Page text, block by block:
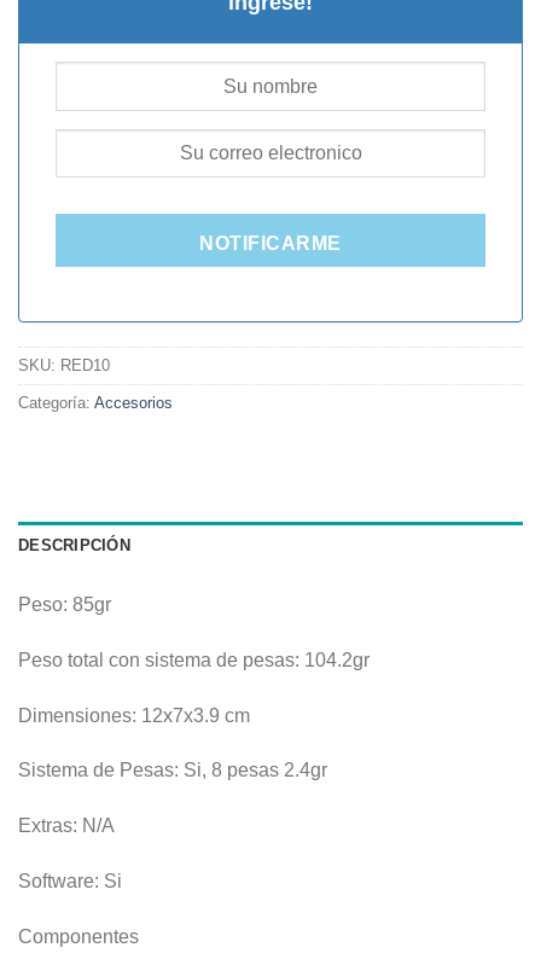
NOTIFICARME
SKU: RED10
Categoría: Accesorios
DESCRIPCIÓN
Peso: 85gr
Peso total con sistema de pesas: 104.2gr
Dimensiones: 12x7x3.9 cm
Sistema de Pesas: Si, 8 pesas 2.4gr
Extras: N/A
Software: Si
Componentes